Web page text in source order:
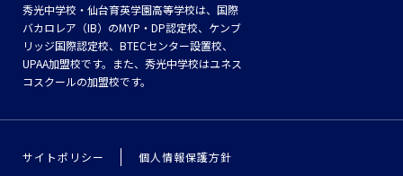
秀光中学校・仙台育英学園高等学校は、国際
バカロレア（IB）のMYP・DP認定校、ケンブ
リッジ国際認定校、BTECセンター設置校、
UPAA加盟校です。また、秀光中学校はユネス
コスクールの加盟校です。
サイトポリシー 個人情報保護方針